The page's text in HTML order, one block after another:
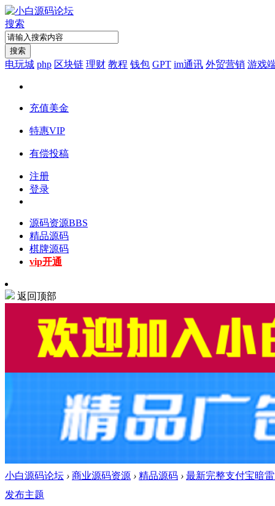
搜索
搜索
电玩城 php 区块链 理财 教程 钱包 GPT im通讯 外贸营销 游戏
充值美金
特惠VIP
有偿投稿
注册
登录
源码资源BBS
精品源码
棋牌源码
vip开通
返回顶部
小白源码论坛 › 商业源码资源 › 精品源码 › 最新完整支付宝暗
发布主题